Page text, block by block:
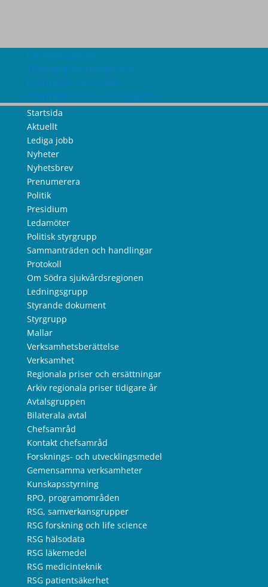
Om webbplatsen
Tillgänglighetsredogörelse
Information om cookies
Information om personuppgifter
Startsida
Aktuellt
Lediga jobb
Nyheter
Nyhetsbrev
Prenumerera
Politik
Presidium
Ledamöter
Politisk styrgrupp
Sammanträden och handlingar
Protokoll
Om Södra sjukvårdsregionen
Ledningsgrupp
Styrande dokument
Styrgrupp
Mallar
Verksamhetsberättelse
Verksamhet
Regionala priser och ersättningar
Arkiv regionala priser tidigare år
Avtalsgruppen
Bilaterala avtal
Chefsamråd
Kontakt chefsamråd
Forsknings- och utvecklingsmedel
Gemensamma verksamheter
Kunskapsstyrning
RPO, programområden
RSG, samverkansgrupper
RSG forskning och life science
RSG hälsodata
RSG läkemedel
RSG medicinteknik
RSG patientsäkerhet